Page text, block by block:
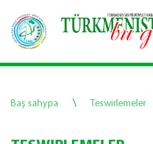
Baş sahypa \ Teswirlemeler